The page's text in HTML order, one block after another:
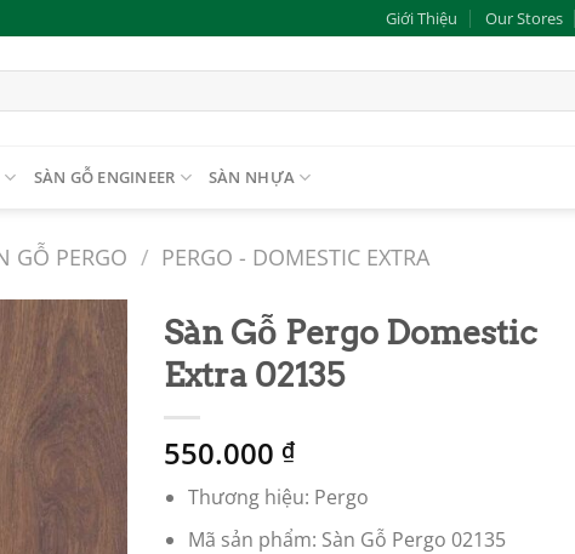
Giới Thiệu Our Stores
SÀN GỖ ENGINEER SÀN NHỰA
GỖ PERGO / PERGO - DOMESTIC EXTRA
Add to
wishlist
Sàn Gỗ Pergo Domestic
Extra 02135
550.000 ₫
Thương hiệu: Pergo
Mã sản phẩm: Sàn Gỗ Pergo 02135